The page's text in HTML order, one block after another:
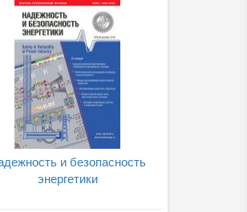
и безопасность
энергетики